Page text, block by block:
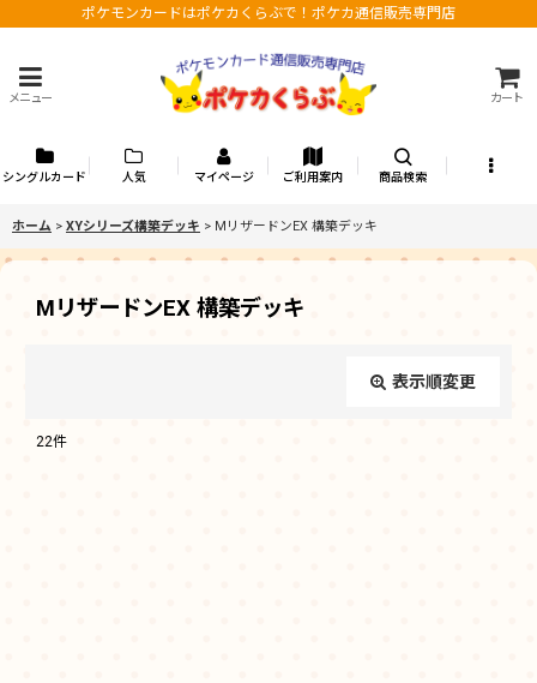
ポケモンカードはポケカくらぶで！ポケカ通信販売専門店
メニュー カート
シングルカード 人気 マイページ ご利用案内 商品検索
ホーム > XYシリーズ構築デッキ > MリザードンEX 構築デッキ
MリザードンEX 構築デッキ
表示順変更
22件